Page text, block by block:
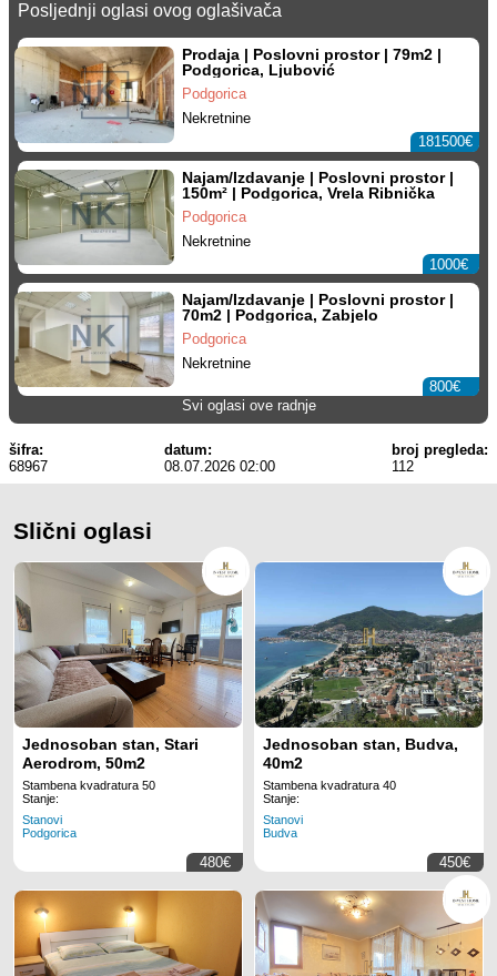
Posljednji oglasi ovog oglašivača
Prodaja | Poslovni prostor | 79m2 |
Podgorica, Ljubović
Podgorica
Nekretnine
181500€
Najam/Izdavanje | Poslovni prostor |
150m² | Podgorica, Vrela Ribnička
Podgorica
Nekretnine
1000€
Najam/Izdavanje | Poslovni prostor |
70m2 | Podgorica, Zabjelo
Podgorica
Nekretnine
800€
Svi oglasi ove radnje
šifra:
68967
datum:
08.07.2026 02:00
broj pregleda:
112
Slični oglasi
Jednosoban stan, Stari
Aerodrom, 50m2
Stambena kvadratura 50
Stanje:
Stanovi
Podgorica
480€
Jednosoban stan, Budva,
40m2
Stambena kvadratura 40
Stanje:
Stanovi
Budva
450€